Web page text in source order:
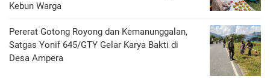
Kebun Warga
Pererat Gotong Royong dan Kemanunggalan,
Satgas Yonif 645/GTY Gelar Karya Bakti di
Desa Ampera